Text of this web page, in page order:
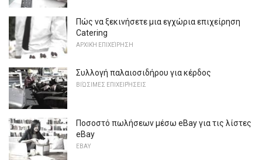
Πώς να ξεκινήσετε μια εγχώρια επιχείρηση
Catering
ΑΡΧΙΚΉ ΕΠΙΧΕΊΡΗΣΗ
Συλλογή παλαιοσιδήρου για κέρδος
ΒΙΏΣΙΜΕΣ ΕΠΙΧΕΙΡΉΣΕΙΣ
Ποσοστό πωλήσεων μέσω eBay για τις λίστες
eBay
EBAY